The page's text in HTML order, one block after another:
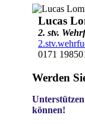
Lucas
2. stv.
0171
Werden
können!